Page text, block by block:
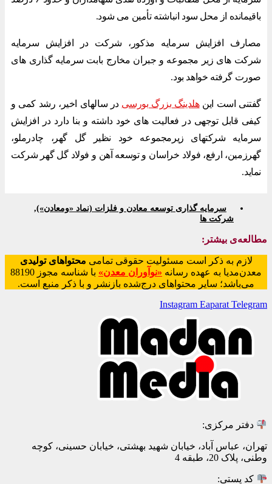
باقیمانده از محل سود انباشته تأمین می شود.
مصارف افزایش سرمایه مذکور، شرکت در افزایش سرمایه
شرکت های زیر مجموعه و جبران مخارج بابت سرمایه گذاری های
صورت گرفته خواهد بود.
گفتنی است اینهلدینگ بزرگ بورسی در سالهای اخیر، رشد کمی و
کیفی قابل توجهی در فعالیت های خود داشته و بنا دارد در افزایش
سرمایه شرکتهای زیرمجموعه خود نظیر گل گهر، چادرملو،
گهرزمین، ارفع، فولاد خراسان و توسعه آهن و فولاد گل گهر شرکت
نماید.
سرمایه گذاری توسعه معادن و فلزات (نماد «ومعادن»),
شرکت ها
مطالعه‌ی بیشتر:
لازم به ذکر است مسئولیت حقوقی تمامی محتواهای تولیدی
معدن‌مدیا به عهده رسانه «نوآوران معدن»
با شناسه مجوز 88190
می‌باشد؛ سایر محتواهای درج‌شده بازنشر و با ذکر منبع است.
Instagram Eaparat Telegram
دفتر مرکزی:
تهران، عباس آباد، خیابان شهید بهشتی، خیابان حسینی، کوچه
وطنی، پلاک 20، طبقه 4
کد پستی: